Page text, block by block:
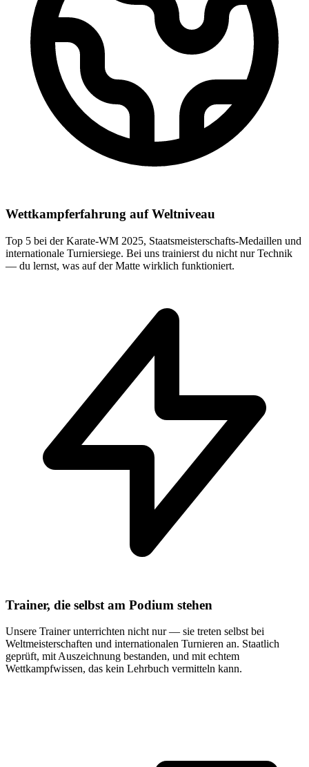
Wettkampferfahrung auf Weltniveau
Top 5 bei der Karate-WM 2025, Staatsmeisterschafts-Medaillen und
internationale Turniersiege. Bei uns trainierst du nicht nur Technik
— du lernst, was auf der Matte wirklich funktioniert.
Trainer, die selbst am Podium stehen
Unsere Trainer unterrichten nicht nur — sie treten selbst bei
Weltmeisterschaften und internationalen Turnieren an. Staatlich
geprüft, mit Auszeichnung bestanden, und mit echtem
Wettkampfwissen, das kein Lehrbuch vermitteln kann.